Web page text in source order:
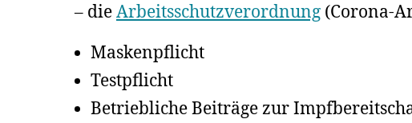
– dieArbeitsschutzverordnung (Corona-
Maskenpflicht
Testpflicht
Betriebliche Beiträge zur